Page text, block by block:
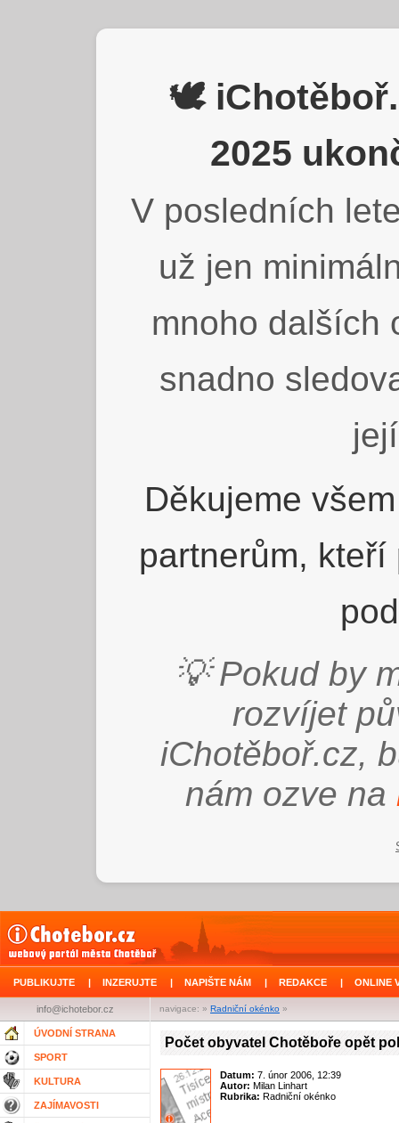
🕊️
2025
V posledních
už jen
mnoho dalších
snadno
Děkujeme
partnerům,
💡 Pokud by
rozvíjet
iChotěboř.cz,
nám ozve na
PUBLIKUJTE | INZERUJTE | NAPIŠTE NÁM | REDAKCE | ONLINE
navigace: » Radniční okénko »
info@ichotebor.cz
ÚVODNÍ STRANA
SPORT
KULTURA
ZAJÍMAVOSTI
Počet obyvatel Chotěboře opět
Datum: 7. únor 2006, 12:39
Autor: Milan Linhart
Rubrika: Radniční okénko